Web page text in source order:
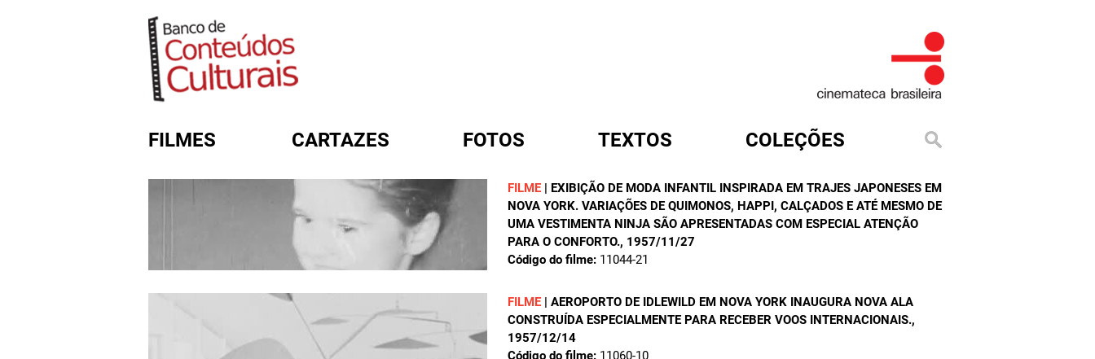
FILMES CARTAZES FOTOS TEXTOS COLEÇÕES
FILME | EXIBIÇÃO DE MODA INFANTIL INSPIRADA EM TRAJES JAPONESES EM
NOVA YORK. VARIAÇÕES DE QUIMONOS, HAPPI, CALÇADOS E ATÉ MESMO DE
UMA VESTIMENTA NINJA SÃO APRESENTADAS COM ESPECIAL ATENÇÃO
PARA O CONFORTO., 1957/11/27
Código do filme: 11044-21
FILME | AEROPORTO DE IDLEWILD EM NOVA YORK INAUGURA NOVA ALA
CONSTRUÍDA ESPECIALMENTE PARA RECEBER VOOS INTERNACIONAIS.,
1957/12/14
Código do filme: 11060-10
FORMULÁRIO DE BUSCA